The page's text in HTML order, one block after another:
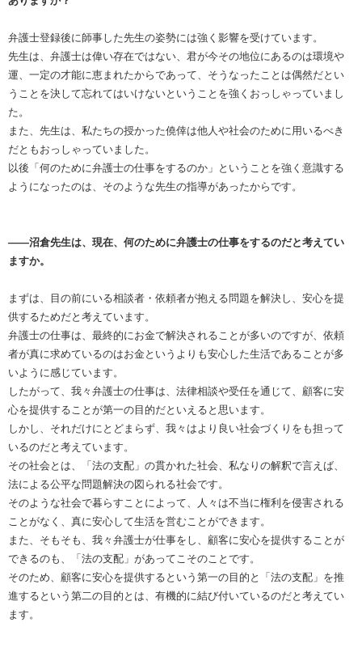
弁護士登録後に師事した先生の姿勢には強く影響を受けています。
先生は、弁護士は偉い存在ではない、君が今その地位にあるのは環境や
運、一定の才能に恵まれたからであって、そうなったことは偶然だとい
うことを決して忘れてはいけないということを強くおっしゃっていまし
た。
また、先生は、私たちの授かった僥倖は他人や社会のために用いるべき
だともおっしゃっていました。
以後「何のために弁護士の仕事をするのか」ということを強く意識する
ようになったのは、そのような先生の指導があったからです。
――沼倉先生は、現在、何のために弁護士の仕事をするのだと考えてい
ますか。
まずは、目の前にいる相談者・依頼者が抱える問題を解決し、安心を提
供するためだと考えています。
弁護士の仕事は、最終的にお金で解決されることが多いのですが、依頼
者が真に求めているのはお金というよりも安心した生活であることが多
いように感じています。
したがって、我々弁護士の仕事は、法律相談や受任を通じて、顧客に安
心を提供することが第一の目的だといえると思います。
しかし、それだけにとどまらず、我々はより良い社会づくりをも担って
いるのだと考えています。
その社会とは、「法の支配」の貫かれた社会、私なりの解釈で言えば、
法による公平な問題解決の図られる社会です。
そのような社会で暮らすことによって、人々は不当に権利を侵害される
ことがなく、真に安心して生活を営むことができます。
また、そもそも、我々弁護士が仕事をし、顧客に安心を提供することが
できるのも、「法の支配」があってこそのことです。
そのため、顧客に安心を提供するという第一の目的と「法の支配」を推
進するという第二の目的とは、有機的に結び付いているのだと考えてい
ます。